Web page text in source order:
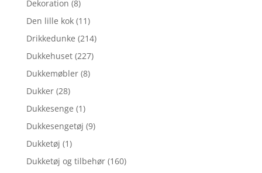
Dekoration (8)
Den lille kok (11)
Drikkedunke (214)
Dukkehuset (227)
Dukkemøbler (8)
Dukker (28)
Dukkesenge (1)
Dukkesengetøj (9)
Dukketøj (1)
Dukketøj og tilbehør (160)